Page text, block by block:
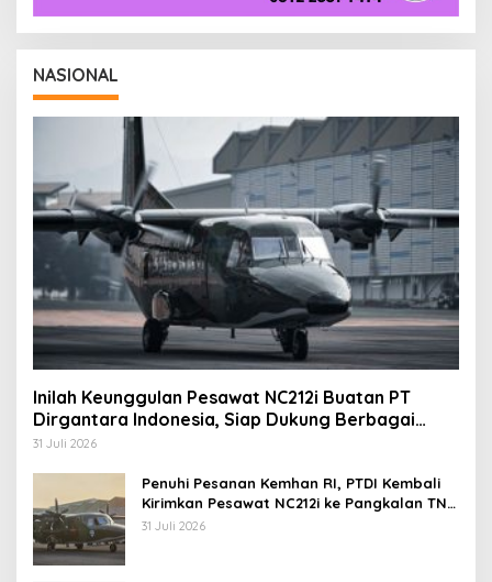
NASIONAL
Inilah Keunggulan Pesawat NC212i Buatan PT
Dirgantara Indonesia, Siap Dukung Berbagai
Operasi TNI
31 Juli 2026
Penuhi Pesanan Kemhan RI, PTDI Kembali
Kirimkan Pesawat NC212i ke Pangkalan TNI
AU
31 Juli 2026